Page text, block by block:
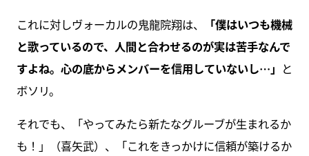
これに対しヴォーカルの鬼龍院翔は、
「僕はいつも機械
と歌っているので、人間と合わせるのが実は苦手なんで
すよね。心の底からメンバーを信用していないし…」 と
ボソリ。
それでも、「やってみたら新たなグルーブが生まれるか
も！」（喜矢武）、「これをきっかけに信頼が築けるか